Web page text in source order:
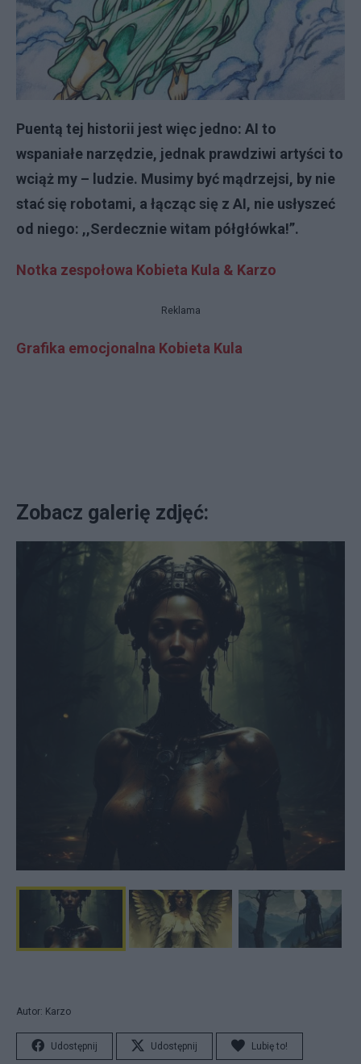
Puentą tej historii jest więc jedno: AI to
wspaniałe narzędzie, jednak prawdziwi artyści to
wciąż my – ludzie. Musimy być mądrzejsi, by nie
stać się robotami, a łącząc się z AI, nie usłyszeć
od niego: ,,Serdecznie witam półgłówka!”.
Notka zespołowa Kobieta Kula & Karzo
Reklama
Grafika emocjonalna Kobieta Kula
Zobacz galerię zdjęć:
Autor: Karzo
Udostępnij Udostępnij Lubię to!